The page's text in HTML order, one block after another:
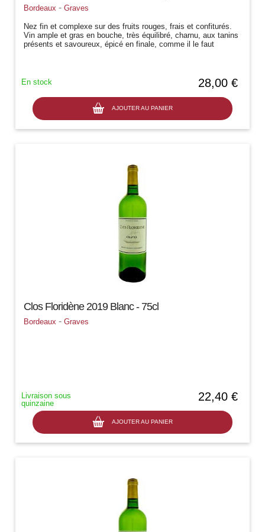
Bordeaux -Graves
Nez fin et complexe sur des fruits rouges, frais et confiturés.
Vin ample et gras en bouche, très équilibré, charnu, aux tanins
présents et savoureux, épicé en finale, comme il le faut
28,00 €
AJOUTER AU PANIER
En stock
Clos Floridène 2019 Blanc - 75cl
Bordeaux -Graves
22,40 €
AJOUTER AU PANIER
Livraison sous
quinzaine